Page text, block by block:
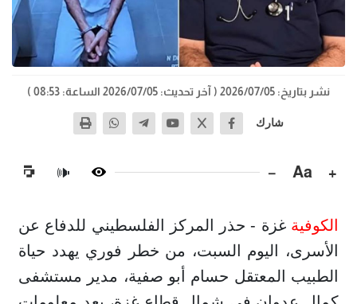
نشر بتاريخ: 2026/07/05 ( آخر تحديث: 2026/07/05 الساعة: 08:53 )
شارك
+
Aa
−
🔊
الكوفية غزة - حذر المركز الفلسطيني للدفاع عن
الأسرى، اليوم السبت، من خطر فوري يهدد حياة
الطبيب المعتقل حسام أبو صفية، مدير مستشفى